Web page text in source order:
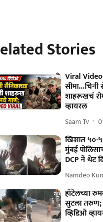
Stories
Viral
शाहरूखचं
व्हायरल
Saam Tv
खिशात ५०-
मुंबई
DCP ने थेट
Namdeo
हॉटेलच्या
सुटला तरुण;
व्हिडिओ